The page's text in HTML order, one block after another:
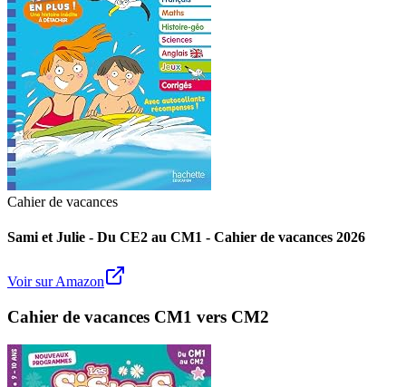
Cahier de vacances
Sami et Julie - Du CE2 au CM1 - Cahier de vacances 2026
Voir sur Amazon
Cahier de vacances CM1 vers CM2